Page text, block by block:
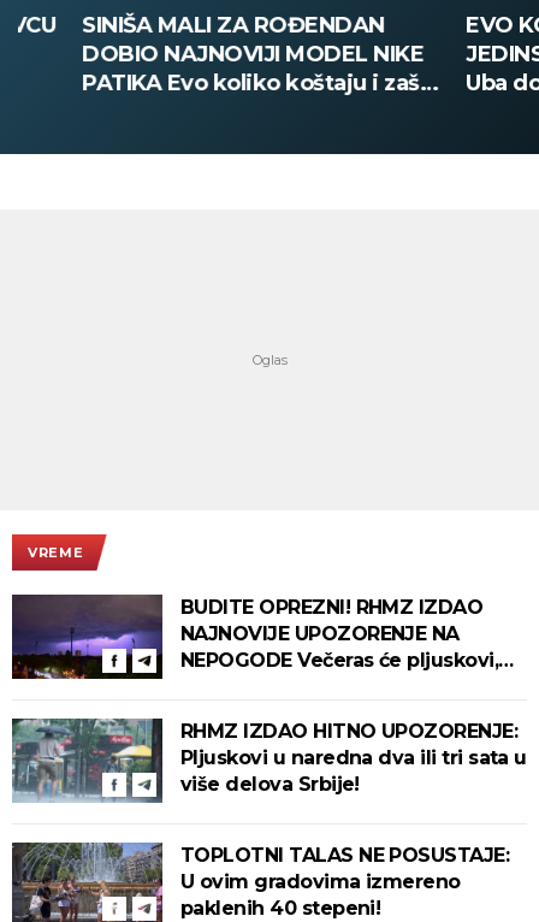
SINIŠA MALI ZA ROĐENDAN
DOBIO NAJNOVIJI MODEL NIKE
PATIKA Evo koliko koštaju i zašto
EVO KOGA
Uba dovodi
VREME
BUDITE OPREZNI! RHMZ IZDAO
NAJNOVIJE UPOZORENJE NA
NEPOGODE Večeras će pljuskovi,
RHMZ IZDAO HITNO UPOZORENJE:
Pljuskovi u naredna dva ili tri sata u
više delova Srbije!
TOPLOTNI TALAS NE POSUSTAJE:
U ovim gradovima izmereno
paklenih 40 stepeni!